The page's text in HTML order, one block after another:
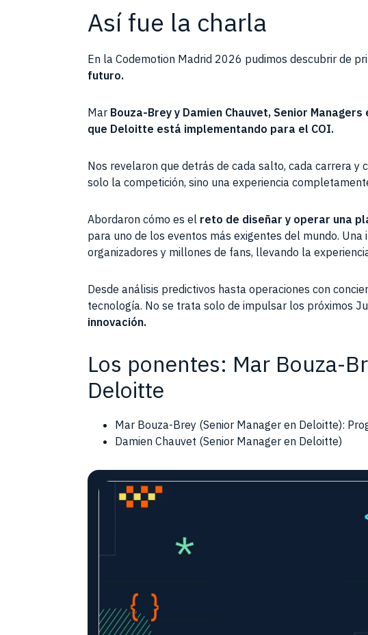
Así fue la charla
En la Codemotion Madrid 2026 pudimos descubrir de
futuro.
Mar Bouza-Brey y Damien Chauvet, Senior
que Deloitte está implementando para el COI.
Nos revelaron que detrás de cada salto, cada carrera y
solo la competición, sino una experiencia
Abordaron cómo es el reto de diseñar y operar una
para uno de los eventos más exigentes del mundo.
organizadores y millones de fans, llevando la
Desde análisis predictivos hasta operaciones con
tecnología. No se trata solo de impulsar los próximos
innovación.
Los ponentes: Mar Bouza-
Deloitte
Mar Bouza-Brey (Senior Manager en Deloitte):
Damien Chauvet (Senior Manager en Deloitte)